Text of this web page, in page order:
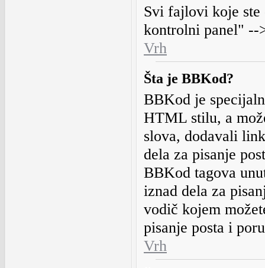
Svi fajlovi koje
kontrolni panel"
Vrh
Šta je BBKod?
BBKod je
HTML stilu, a
slova, dodavali
dela za pisanje
BBKod tagova
iznad dela za
vodič kojem
pisanje posta i
Vrh